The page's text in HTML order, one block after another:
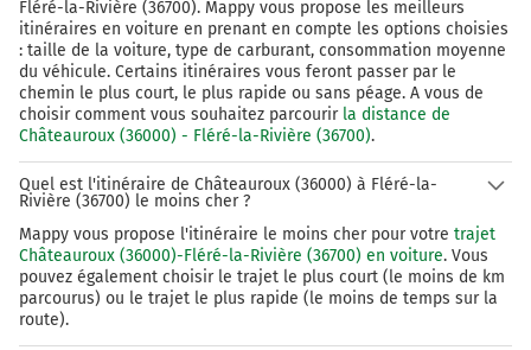
Fléré-la-Rivière (36700). Mappy vous propose les meilleurs
itinéraires en voiture en prenant en compte les options choisies
: taille de la voiture, type de carburant, consommation moyenne
du véhicule. Certains itinéraires vous feront passer par le
chemin le plus court, le plus rapide ou sans péage. A vous de
choisir comment vous souhaitez parcourir la distance de
Châteauroux (36000) - Fléré-la-Rivière (36700).
Quel est l'itinéraire de Châteauroux (36000) à Fléré-la-
Rivière (36700) le moins cher ?
Mappy vous propose l'itinéraire le moins cher pour votre trajet
Châteauroux (36000)-Fléré-la-Rivière (36700) en voiture. Vous
pouvez également choisir le trajet le plus court (le moins de km
parcourus) ou le trajet le plus rapide (le moins de temps sur la
route).